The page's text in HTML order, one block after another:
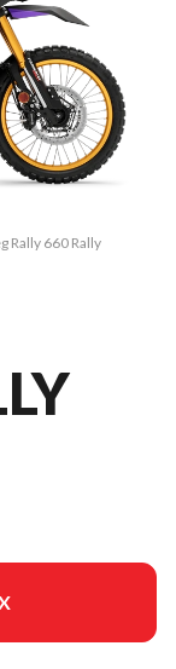
Rally 660 Rally